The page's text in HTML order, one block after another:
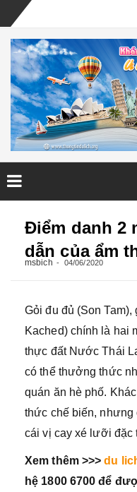
Điểm danh 2
dẫn của ẩm
msbich 04/06/2020
Gỏi đu đủ (Son Tam),
Kached) chính là hai
thực đất Nước Thái
có thể thưởng thức
quán ăn hè phố.
thức chế biến, nhưng
cái vị cay xé lưỡi đặc
Xem thêm >>>du
hệ 1800 6700 để